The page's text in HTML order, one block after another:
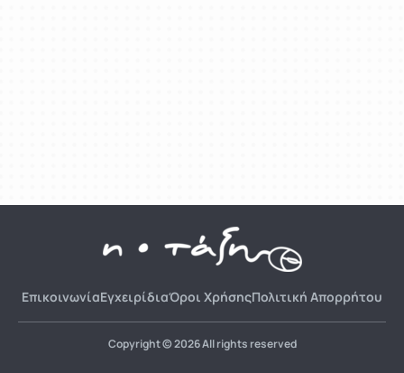
ΕπικοινωνίαΕγχειρίδιαΌροι ΧρήσηςΠολιτική Απορρήτου
Copyright © 2026 All rights reserved